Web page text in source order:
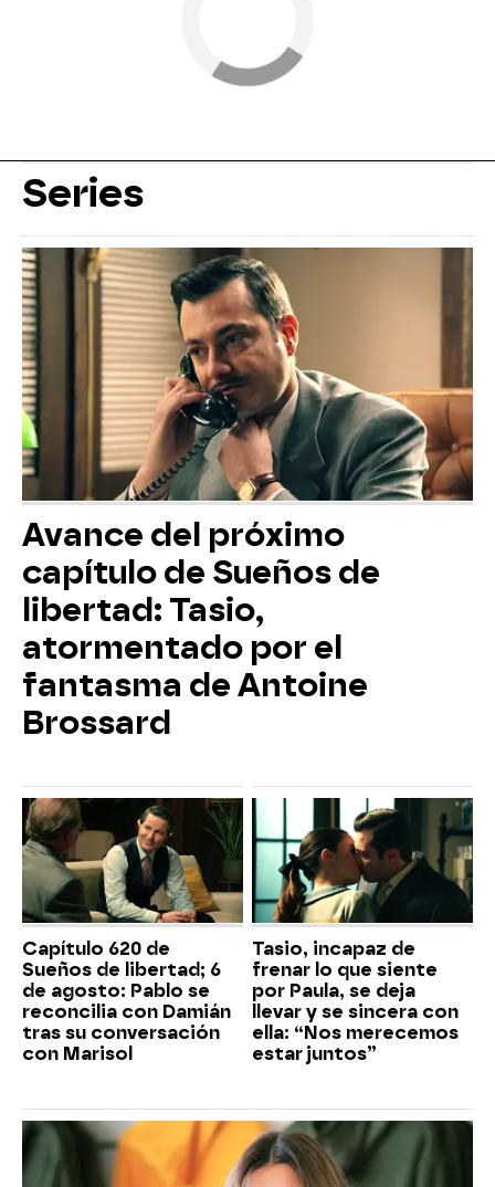
Series
Avance del próximo
capítulo de Sueños de
libertad: Tasio,
atormentado por el
fantasma de Antoine
Brossard
Capítulo 620 de
Sueños de libertad; 6
de agosto: Pablo se
reconcilia con Damián
tras su conversación
con Marisol
Tasio, incapaz de
frenar lo que siente
por Paula, se deja
llevar y se sincera con
ella: “Nos merecemos
estar juntos”